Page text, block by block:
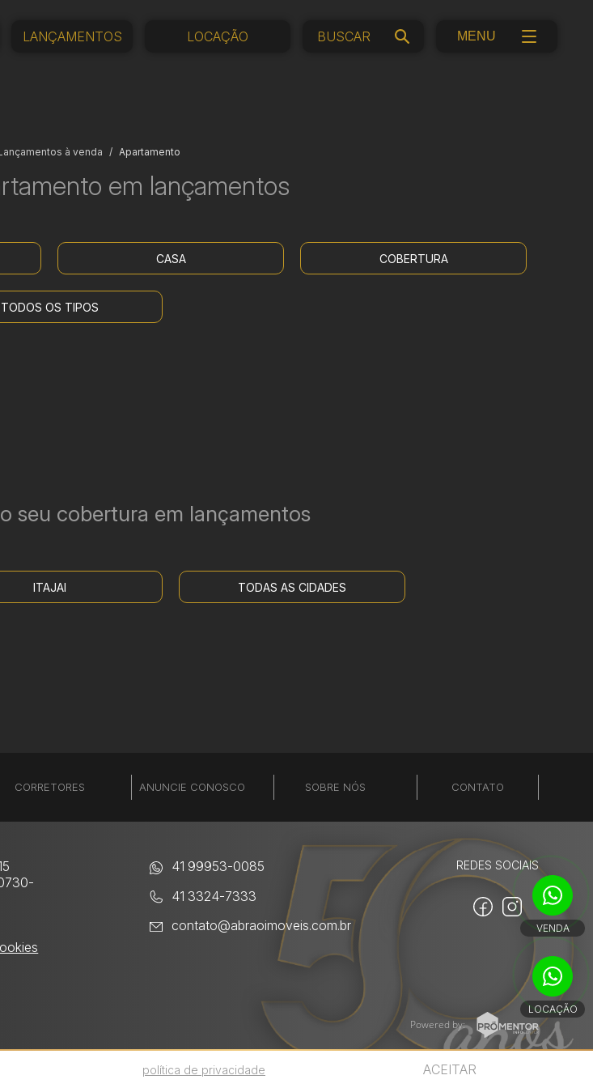
LANÇAMENTOS LOCAÇÃO MENU
à venda Apartamento
em lançamentos
CASA COBERTURA
TODOS OS TIPOS
seu cobertura em lançamentos
ITAJAI TODAS AS CIDADES
CORRETORES ANUNCIE CONOSCO SOBRE NÓS CONTATO
41 99953-0085
41 3324-7333
contato@abraoimoveis.com.br
REDES SOCIAIS
Powered by:
política de privacidade ACEITAR
VENDA
LOCAÇÃO